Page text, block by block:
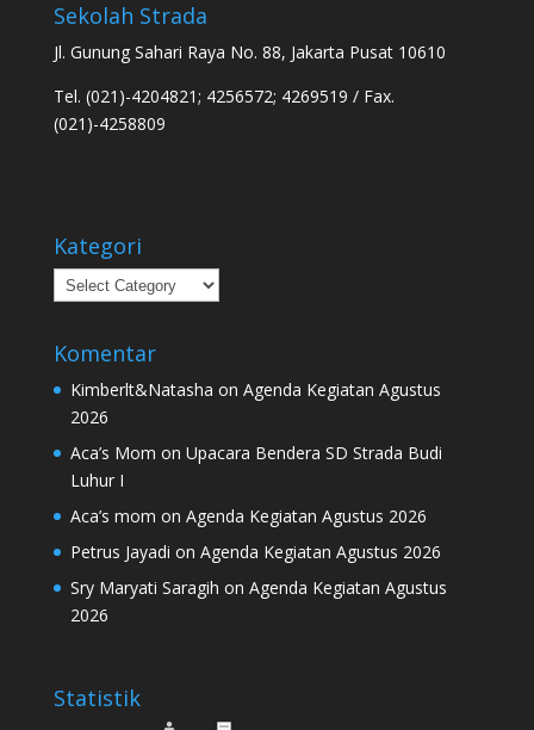
Sekolah Strada
Jl. Gunung Sahari Raya No. 88, Jakarta Pusat 10610
Tel. (021)-4204821; 4256572; 4269519 / Fax.
(021)-4258809
Kategori
Kategori
Komentar
Kimberlt&Natasha on Agenda Kegiatan Agustus
2026
Aca’s Mom on Upacara Bendera SD Strada Budi
Luhur I
Aca’s mom on Agenda Kegiatan Agustus 2026
Petrus Jayadi on Agenda Kegiatan Agustus 2026
Sry Maryati Saragih on Agenda Kegiatan Agustus
2026
Statistik